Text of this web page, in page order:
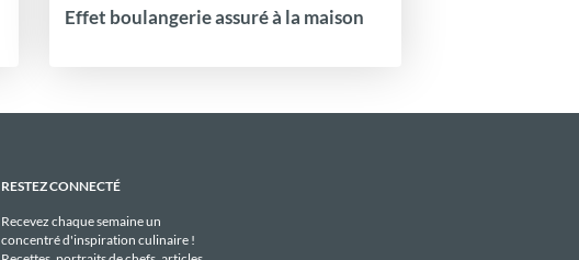
Effet boulangerie assuré à la maison
RESTEZ CONNECTÉ
Recevez chaque semaine un
concentré d'inspiration culinaire !